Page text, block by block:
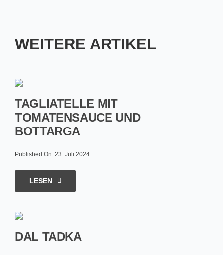
WEITERE ARTIKEL
TAGLIATELLE MIT
TOMATENSAUCE UND
BOTTARGA
Published On: 23. Juli 2024
LESEN
DAL TADKA